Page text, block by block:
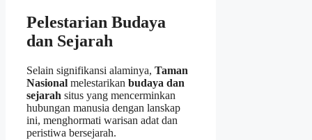
Pelestarian Budaya
dan Sejarah
Selain signifikansi alaminya, Taman
Nasional melestarikan budaya dan
sejarah situs yang mencerminkan
hubungan manusia dengan lanskap
ini, menghormati warisan adat dan
peristiwa bersejarah.